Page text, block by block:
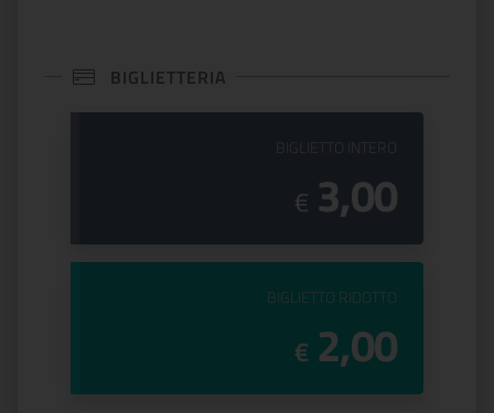
BIGLIETTERIA
€ 3,00
PREZZO DEL
BIGLIETTO RIDOTTO
€ 2,00